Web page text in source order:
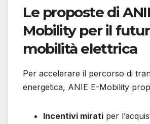
Le proposte di
Mobility per il
mobilità elettrica
Per accelerare il percorso di
energetica, ANIE E-Mobility
Incentivi mirati per